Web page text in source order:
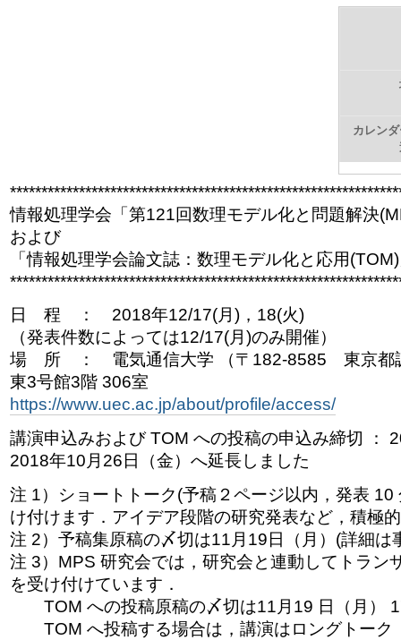
飛
ぶ
カレン
情報処理学会「第121回数理モデル化と問題解決
および
「情報処理学会論文誌：数理モデル化と応用
日 程 ： 2018年12/17(月)，18(火)
（発表件数によっては12/17(月)のみ開催）
場 所 ： 電気通信大学 （〒182-8585 東京都
東3号館3階 306室
https://www.uec.ac.jp/about/profile/access/
講演申込みおよび TOM への投稿の申込み締切 ：
2018年10月26日（金）へ延長しました
注 1）ショートトーク(予稿２ページ以内，発表 10
け付けます．アイデア段階の研究発表など，積極
注 2）予稿集原稿の〆切は11月19日（月）(詳細は
注 3）MPS 研究会では，研究会と連動してトラン
を受け付けています．
TOM への投稿原稿の〆切は11月19 日（月）
TOM へ投稿する場合は，講演はロングトーク